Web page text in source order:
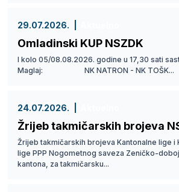
29.07.2026.
Omladinski KUP NSZDK
I kolo 05/08.08.2026. godine u 17,30 sati
Maglaj: NK NATRON - NK TOŠK...
24.07.2026.
Žrijeb takmičarskih brojeva
Žrijeb takmičarskih brojeva Kantonalne lige i
lige PPP Nogometnog saveza Zeničko-
kantona, za takmičarsku...